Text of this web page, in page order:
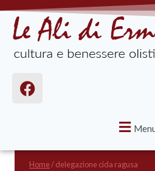
Home/delegazione cida ragusa